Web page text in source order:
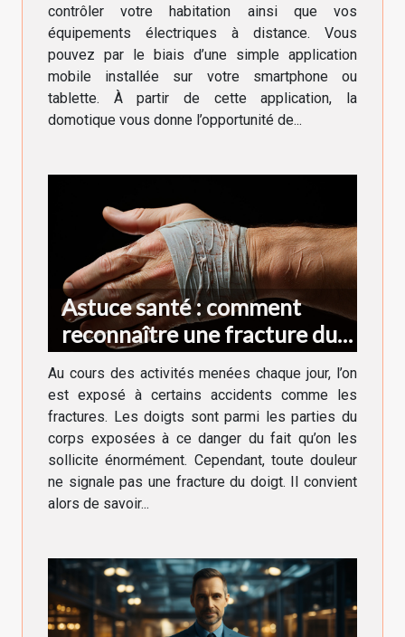
contrôler votre habitation ainsi que vos
équipements électriques à distance. Vous
pouvez par le biais d’une simple application
mobile installée sur votre smartphone ou
tablette. À partir de cette application, la
domotique vous donne l’opportunité de...
Astuce santé : comment
reconnaître une fracture du
doigt ?
Au cours des activités menées chaque jour, l’on
est exposé à certains accidents comme les
fractures. Les doigts sont parmi les parties du
corps exposées à ce danger du fait qu’on les
sollicite énormément. Cependant, toute douleur
ne signale pas une fracture du doigt. Il convient
alors de savoir...